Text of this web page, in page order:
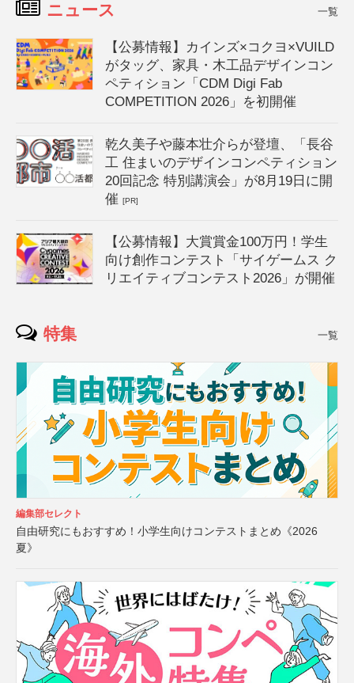
ニュース 一覧
【公募情報】カインズ×コクヨ×VUILD
がタッグ、家具・木工品デザインコン
ペティション「CDM Digi Fab
COMPETITION 2026」を初開催
乾久美子や藤本壮介らが登壇、「長谷
工 住まいのデザインコンペティション
20回記念 特別講演会」が8月19日に開
催[PR]
【公募情報】大賞賞金100万円！学生
向け創作コンテスト「サイゲームス ク
リエイティブコンテスト2026」が開催
特集 一覧
編集部セレクト
自由研究にもおすすめ！小学生向けコンテストまとめ《2026
夏》